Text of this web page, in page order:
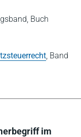
Buch
Band
im